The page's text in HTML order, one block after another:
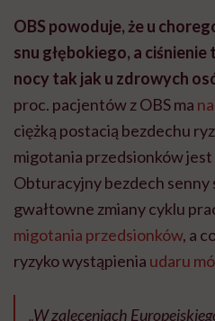
OBS powoduje, że u
snu głębokiego, a
nocy tak jak u zdrowych
proc. pacjentów z OBS ma
ciężką postacią bezdechu
migotania przedsionków
Obturacyjny bezdech senny
gwałtowne zmiany cyklu
migotania przedsionków, a
ryzyko wystąpienia udaru
„W zaleceniach